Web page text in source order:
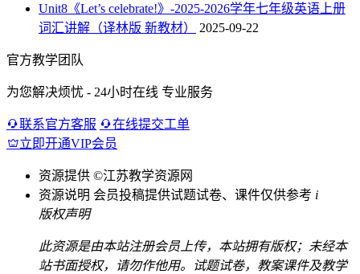
Unit8《Let’s celebrate!》-2025-2026学年七年级英语上册
词汇讲解（译林版 新教材）
2025-09-22
官方教学团队
为您解决烦忧 - 24小时在线 专业服务
联系官方客服
在线提交工单
立即开通VIP会员
资源提供 ©江苏教学资源网
资源说明 会员投稿提供试题试卷、课件仅供参考 i
版权声明
此资源是由本站注册会员上传，本站拥有版权；未经本
站书面授权，请勿作他用。试题试卷，教案课件及教学